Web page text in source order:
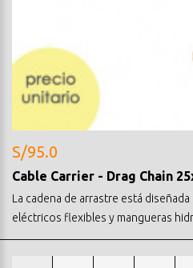
S/95.0
Cable Carrier - Drag Chain
La cadena de arrastre está
eléctricos flexibles y mangueras